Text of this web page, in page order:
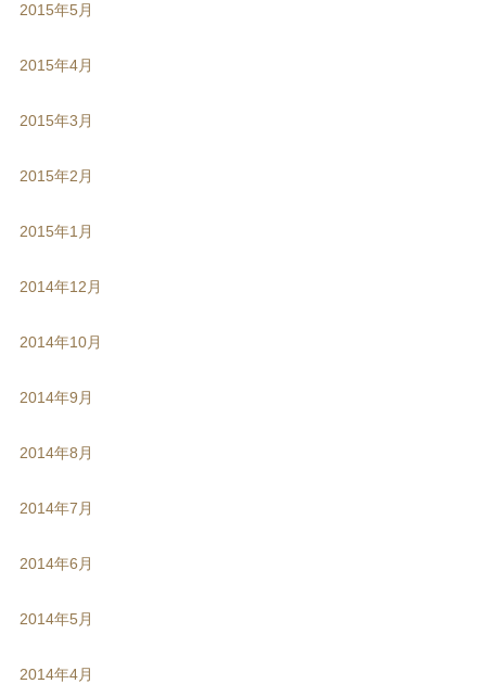
2015年5月
2015年4月
2015年3月
2015年2月
2015年1月
2014年12月
2014年10月
2014年9月
2014年8月
2014年7月
2014年6月
2014年5月
2014年4月